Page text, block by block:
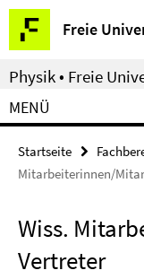
Springe
direkt
zu
Inhalt
Freie
Service-
Navigation
Physik • Freie
MENÜ
Startseite
Mitarbeiterinnen/
Wiss.
Vertreter